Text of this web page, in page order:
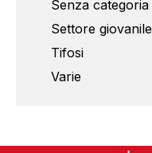
Senza categoria
Settore giovanile
Tifosi
Varie